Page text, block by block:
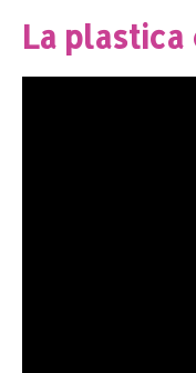
La plastica